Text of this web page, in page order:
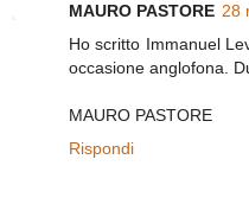
MAURO PASTORE 28
Ho scritto Immanuel
occasione anglofona.
MAURO PASTORE
Rispondi